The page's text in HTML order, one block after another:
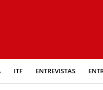
ITF ENTREVISTAS